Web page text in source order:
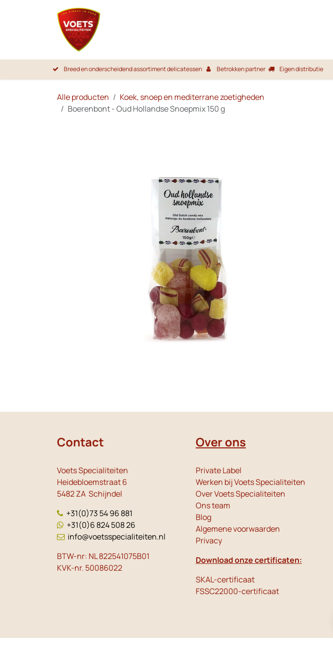
Overslaan naar inhoud
Breed en onderscheidend assortiment delicatessen Betrokken partner Eigen distributie
Alle producten
Koek, snoep en mediterrane zoetigheden
Boerenbont - Oud Hollandse Snoepmix 150 g
Contact
Voets Specialiteiten
Heidebloemstraat 6
5482 ZA Schijndel
+31(0)73 54 96 881
+31(0)6 824 508 26
info@voetsspecialiteiten.nl
BTW-nr: NL 822541075B01
KVK-nr. 50086022
Over ons
Private Label
Werken bij Voets Specialiteiten
Over Voets Specialiteiten
Ons team
Blog
Algemene voorwaarden
Privacy
Download onze certificaten:
SKAL-certificaat
FSSC22000-certificaat